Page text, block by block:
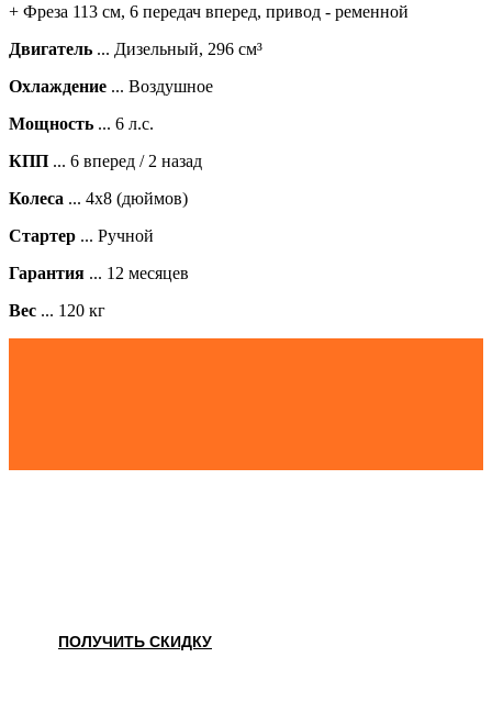
+ Фреза 113 см, 6 передач вперед, привод - ременной
Двигатель ... Дизельный, 296 см³
Охлаждение ... Воздушное
Мощность ... 6 л.с.
КПП ... 6 вперед / 2 назад
Колеса ... 4х8 (дюймов)
Стартер ... Ручной
Гарантия ... 12 месяцев
Вес ... 120 кг
ПОЛУЧИТЬ СКИДКУ